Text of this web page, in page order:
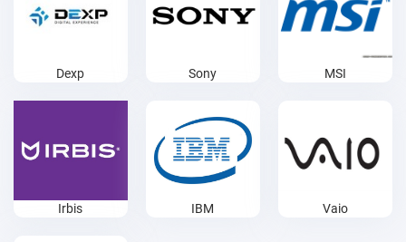
Dexp Sony MSI
Irbis IBM Vaio